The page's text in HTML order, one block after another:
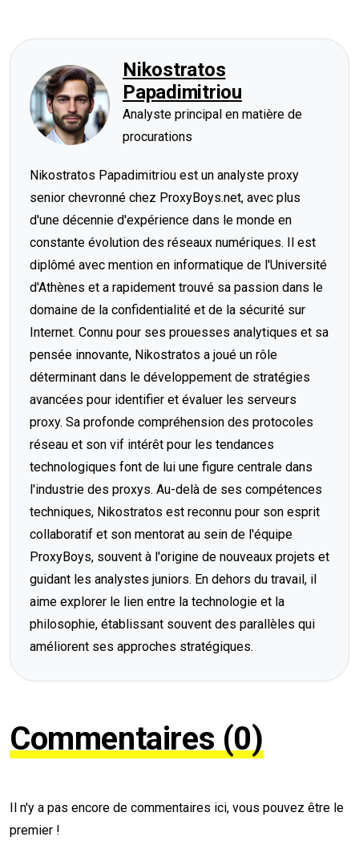
Nikostratos
Papadimitriou
Analyste principal en matière de
procurations
Nikostratos Papadimitriou est un analyste proxy
senior chevronné chez ProxyBoys.net, avec plus
d'une décennie d'expérience dans le monde en
constante évolution des réseaux numériques. Il est
diplômé avec mention en informatique de l'Université
d'Athènes et a rapidement trouvé sa passion dans le
domaine de la confidentialité et de la sécurité sur
Internet. Connu pour ses prouesses analytiques et sa
pensée innovante, Nikostratos a joué un rôle
déterminant dans le développement de stratégies
avancées pour identifier et évaluer les serveurs
proxy. Sa profonde compréhension des protocoles
réseau et son vif intérêt pour les tendances
technologiques font de lui une figure centrale dans
l'industrie des proxys. Au-delà de ses compétences
techniques, Nikostratos est reconnu pour son esprit
collaboratif et son mentorat au sein de l'équipe
ProxyBoys, souvent à l'origine de nouveaux projets et
guidant les analystes juniors. En dehors du travail, il
aime explorer le lien entre la technologie et la
philosophie, établissant souvent des parallèles qui
améliorent ses approches stratégiques.
Commentaires (0)
Il n'y a pas encore de commentaires ici, vous pouvez être le
premier !